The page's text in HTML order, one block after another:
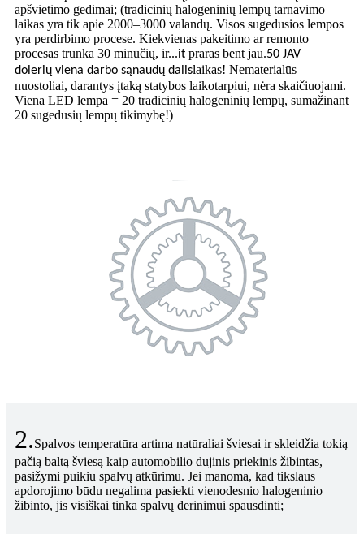
apšvietimo gedimai; (tradicinių halogeninių lempų tarnavimo
laikas yra tik apie 2000–3000 valandų. Visos sugedusios lempos
yra perdirbimo procese. Kiekvienas pakeitimo ar remonto
procesas trunka 30 minučių, ir...it praras bent jau.50 JAV
dolerių viena darbo sąnaudų dalislaikas! Nematerialūs
nuostoliai, darantys įtaką statybos laikotarpiui, nėra skaičiuojami.
Viena LED lempa = 20 tradicinių halogeninių lempų, sumažinant
20 sugedusių lempų tikimybę!)
2.Spalvos temperatūra artima natūraliai šviesai ir skleidžia tokią
pačią baltą šviesą kaip automobilio dujinis priekinis žibintas,
pasižymi puikiu spalvų atkūrimu. Jei manoma, kad tikslaus
apdorojimo būdu negalima pasiekti vienodesnio halogeninio
žibinto, jis visiškai tinka spalvų derinimui spausdinti;